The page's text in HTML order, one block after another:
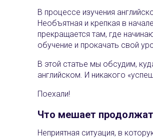
В процессе изучения
Необъятная и крепкая в
прекращается там, где
обучение и прокачать свой
В этой статье мы обсудим,
английском. И никакого
Поехали!
Что мешает
Неприятная ситуация, в